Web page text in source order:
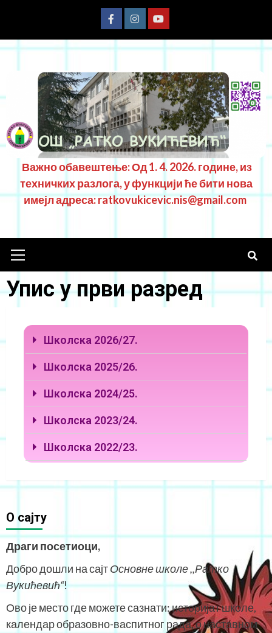
Важно обавештење: Од 1. 4. 2026. године, из
техничких разлога, у функцији ће бити нова
имејл адреса: ratkovukicevic.nis@gmail.com
Упис у први разред
Школска 2026/27.
Школска 2025/26.
Школска 2024/25.
Школска 2023/24.
Школска 2022/23.
O сајту
Драги посетиоци,
Добро дошли на сајтОсновне школе ,,Ратко
Вукићевић“!
Ово је место где можете сазнати: историјат школе,
календар образовно-васпитног рада, о наставном